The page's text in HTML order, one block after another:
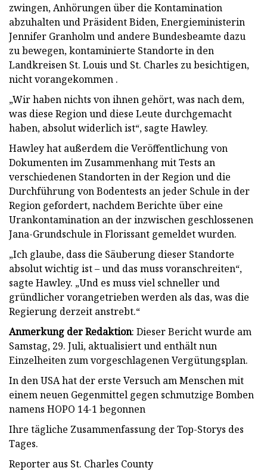
zwingen, Anhörungen über die Kontamination
abzuhalten und Präsident Biden, Energieministerin
Jennifer Granholm und andere Bundesbeamte dazu
zu bewegen, kontaminierte Standorte in den
Landkreisen St. Louis und St. Charles zu besichtigen,
nicht vorangekommen .
„Wir haben nichts von ihnen gehört, was nach dem,
was diese Region und diese Leute durchgemacht
haben, absolut widerlich ist“, sagte Hawley.
Hawley hat außerdem die Veröffentlichung von
Dokumenten im Zusammenhang mit Tests an
verschiedenen Standorten in der Region und die
Durchführung von Bodentests an jeder Schule in der
Region gefordert, nachdem Berichte über eine
Urankontamination an der inzwischen geschlossenen
Jana-Grundschule in Florissant gemeldet wurden.
„Ich glaube, dass die Säuberung dieser Standorte
absolut wichtig ist – und das muss voranschreiten“,
sagte Hawley. „Und es muss viel schneller und
gründlicher vorangetrieben werden als das, was die
Regierung derzeit anstrebt.“
Anmerkung der Redaktion: Dieser Bericht wurde am
Samstag, 29. Juli, aktualisiert und enthält nun
Einzelheiten zum vorgeschlagenen Vergütungsplan.
In den USA hat der erste Versuch am Menschen mit
einem neuen Gegenmittel gegen schmutzige Bomben
namens HOPO 14-1 begonnen
Ihre tägliche Zusammenfassung der Top-Storys des
Tages.
Reporter aus St. Charles County